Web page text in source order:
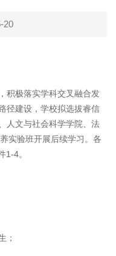
20
积极落实学科交叉融合发
径建设，学校拟选拔睿信
人文与社会科学学院、法
实验班开展后续学习。各
1-4。
；